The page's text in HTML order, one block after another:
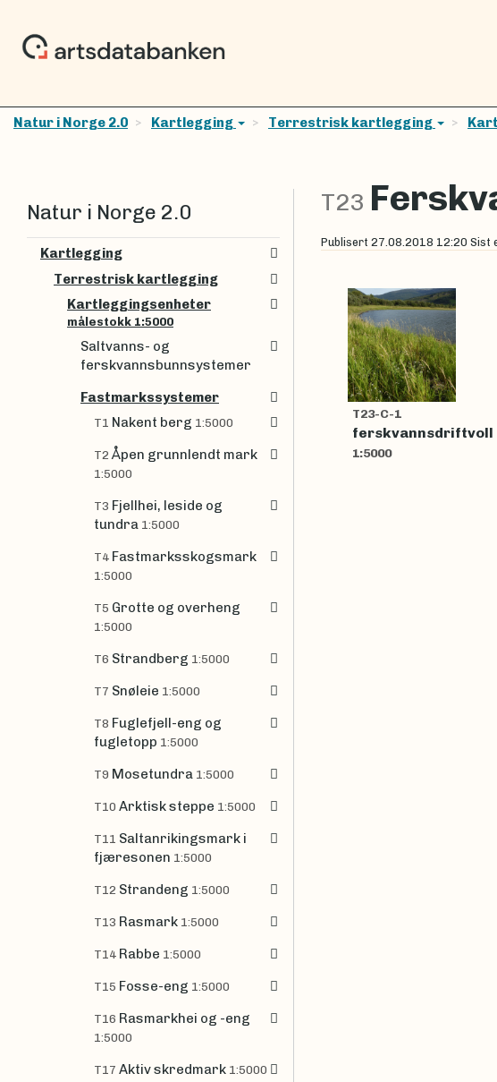
Natur i Norge 2.0 Kartlegging Terrestrisk kartlegging
T23
Publisert 27.08.2018 12:20 Sist
T23-C-1
ferskvannsdriftvoll
1:5000
Natur i Norge 2.0
Kartlegging
Terrestrisk kartlegging
Kartleggingsenheter
målestokk 1:5000
Saltvanns- og
ferskvannsbunnsystemer
Fastmarkssystemer
T1 Nakent berg 1:5000
T2Åpen grunnlendt mark
1:5000
T3 Fjellhei, leside og
tundra 1:5000
T4 Fastmarksskogsmark
1:5000
T5 Grotte og overheng
1:5000
T6 Strandberg 1:5000
T7 Snøleie 1:5000
T8 Fuglefjell-eng og
fugletopp 1:5000
T9 Mosetundra 1:5000
T10 Arktisk steppe 1:5000
T11 Saltanrikingsmark i
fjæresonen 1:5000
T12 Strandeng 1:5000
T13 Rasmark 1:5000
T14 Rabbe 1:5000
T15 Fosse-eng 1:5000
T16 Rasmarkhei og -eng
1:5000
T17 Aktiv skredmark 1:5000